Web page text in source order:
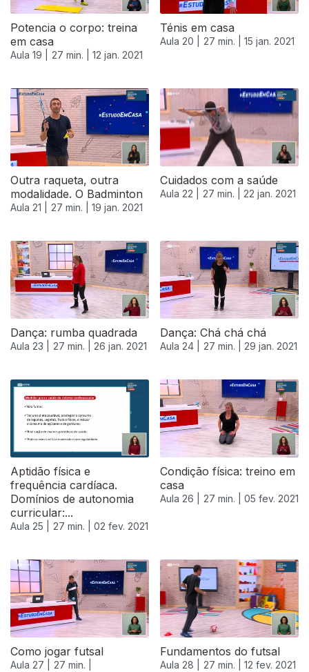
Potencia o corpo: treina
em casa
Aula 19 | 27 min. | 12 jan. 2021
Ténis em casa
Aula 20 | 27 min. | 15 jan. 2021
Outra raqueta, outra
modalidade. O Badminton
Aula 21 | 27 min. | 19 jan. 2021
Cuidados com a saúde
Aula 22 | 27 min. | 22 jan. 2021
Dança: rumba quadrada
Aula 23 | 27 min. | 26 jan. 2021
Dança: Chá chá chá
Aula 24 | 27 min. | 29 jan. 2021
520912
Aptidão física e
frequência cardíaca.
Domínios de autonomia
curricular:...
Aula 25 | 27 min. | 02 fev. 2021
Condição física: treino em
casa
Aula 26 | 27 min. | 05 fev. 2021
Como jogar futsal
Aula 27 |
27 min. |
Fundamentos do futsal
Aula 28 | 27 min. | 12 fev. 2021